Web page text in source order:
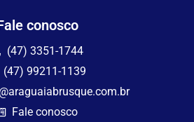
conosco
(47) 3351-1744
(47) 99211-1139
Fale conosco